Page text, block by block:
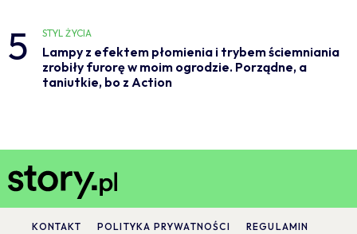
5 STYL ŻYCIA
Lampy z efektem płomienia i trybem ściemniania
zrobiły furorę w moim ogrodzie. Porządne, a
taniutkie, bo z Action
KONTAKT POLITYKA PRYWATNOŚCI
REGULAMIN